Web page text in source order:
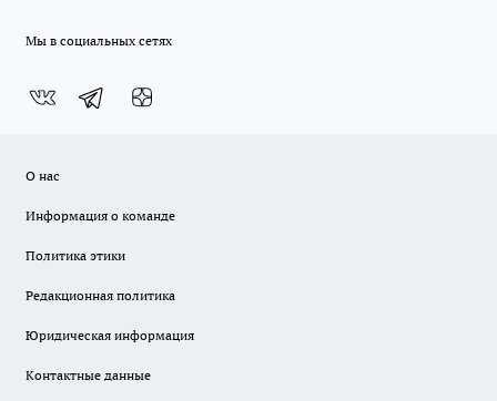
Мы в социальных сетях
О нас
Информация о команде
Политика этики
Редакционная политика
Юридическая информация
Контактные данные